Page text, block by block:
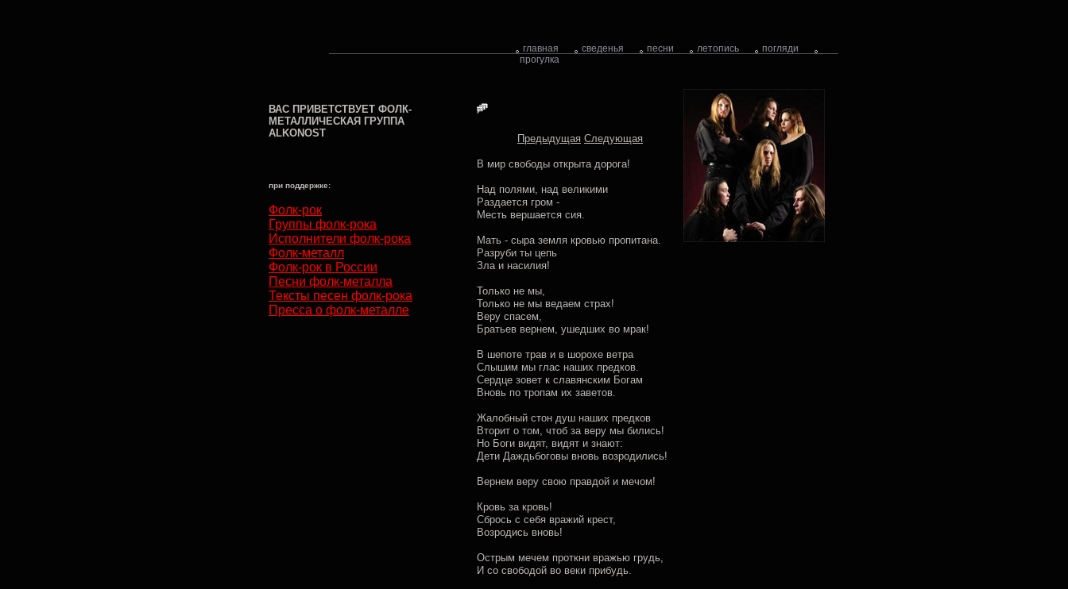
главная сведенья песни летопись
погляди
прогулка
ВАС ПРИВЕТСТВУЕТ ФОЛК-
МЕТАЛЛИЧЕСКАЯ ГРУППА
ALKONOST
при поддержке:
Фолк-рок
Группы фолк-рока
Исполнители фолк-рока
Фолк-металл
Фолк-рок в России
Песни фолк-металла
Тексты песен фолк-рока
Пресса о фолк-металле
Предыдущая Следующая
В мир свободы открыта дорога!
Над полями, над великими
Раздается гром -
Месть вершается сия.
Мать - сыра земля кровью пропитана.
Разруби ты цепь
Зла и насилия!
Только не мы,
Только не мы ведаем страх!
Веру спасем,
Братьев вернем, ушедших во мрак!
В шепоте трав и в шорохе ветра
Слышим мы глас наших предков.
Сердце зовет к славянским Богам
Вновь по тропам их заветов.
Жалобный стон душ наших предков
Вторит о том, чтоб за веру мы бились!
Но Боги видят, видят и знают:
Дети Даждьбоговы вновь возродились!
Вернем веру свою правдой и мечом!
Кровь за кровь!
Сбрось с себя вражий крест,
Возродись вновь!
Острым мечем проткни вражью грудь,
И со свободой во веки прибудь.